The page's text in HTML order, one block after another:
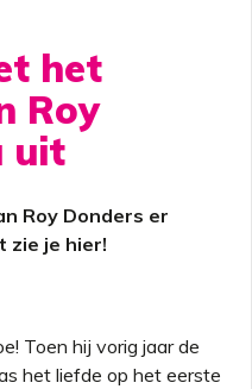
o
o
k
het
Roy
uit
Roy Donders er
zie je hier!
Toen hij vorig jaar de
het liefde op het eerste